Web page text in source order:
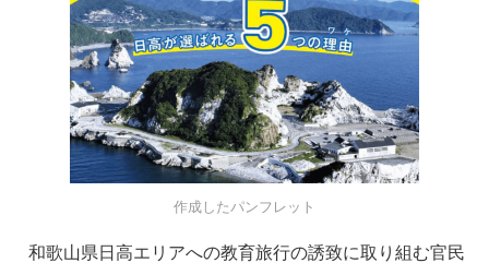
作成したパンフレット
和歌山県日高エリアへの教育旅行の誘致に取り組む官民